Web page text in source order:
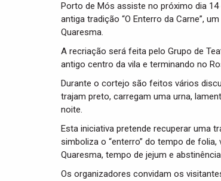
Porto de Mós assiste no próximo dia
antiga tradição “O Enterro da Carne”,
Quaresma.
A recriação será feita pelo Grupo de
antigo centro da vila e terminando no
Durante o cortejo são feitos vários
trajam preto, carregam uma urna,
noite.
Esta iniciativa pretende recuperar uma
simboliza o “enterro” do tempo de
Quaresma, tempo de jejum e abstinência
Os organizadores convidam os